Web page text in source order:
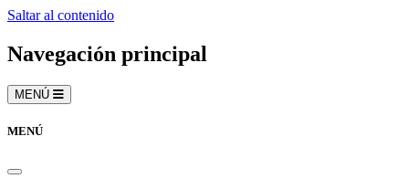
Saltar al contenido
Navegación principal
MENÚ
MENÚ